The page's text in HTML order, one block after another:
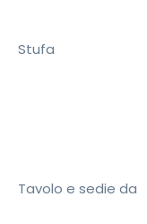
Stufa
Tavolo e sedie da